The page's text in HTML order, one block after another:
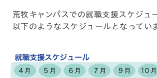
荒牧キャンパスでの就職支援スケジュ
以下のようなスケジュールとなってい